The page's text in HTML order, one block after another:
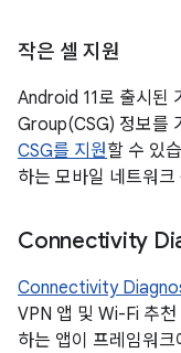
작은 셀 지원
Android 11로 출시된
Group(CSG) 정보를
CSG를 지원할 수 있
하는 모바일 네트워
Connectivity
Connectivity
VPN 앱 및 Wi-Fi 추천
하는 앱이 프레임워